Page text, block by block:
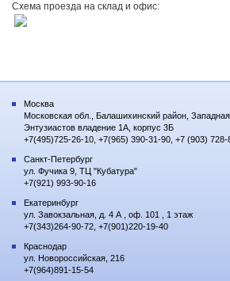
Схема проезда на склад и офис:
Москва
Московская обл., Балашихинский район,
Энтузиастов владение 1А, корпус 3Б
+7(495)725-26-10, +7(965) 390-31-90, +7 (903) 728-
Санкт-Петербург
ул. Фучика 9, ТЦ "Кубатура"
+7(921) 993-90-16
Екатеринбург
ул. Завокзальная, д. 4 А , оф. 101 , 1 этаж
+7(343)264-90-72, +7(901)220-19-40
Краснодар
ул. Новороссийская, 216
+7(964)891-15-54